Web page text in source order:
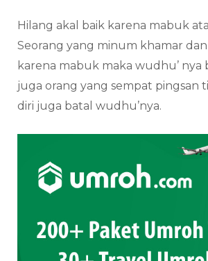
Hilang akal baik karena mabuk
Seorang yang minum khamar
karena mabuk maka wudhu’ nya
juga orang yang sempat pingsan
diri juga batal wudhu’nya.